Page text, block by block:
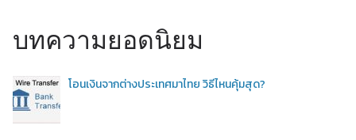
บทความยอดนิยม
โอนเงินจากต่างประเทศมาไทย วิธีไหนคุ้มสุด?